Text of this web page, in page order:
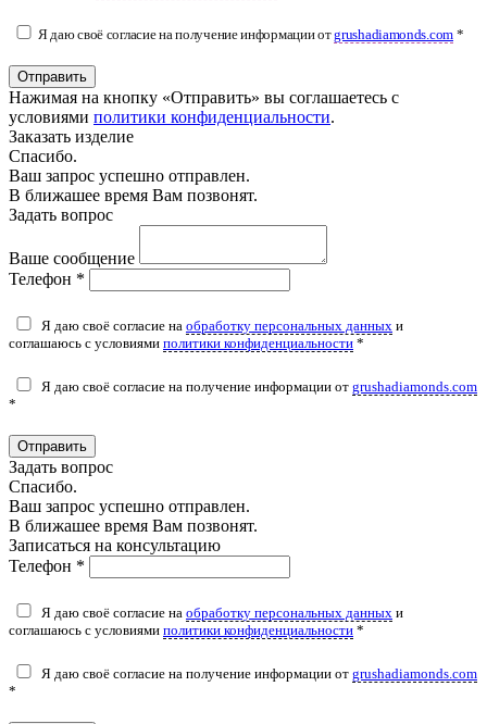
Я даю своё согласие на получение информации отgrushadiamonds.com *
Отправить
Нажимая на кнопку «Отправить» вы соглашаетесь с
условиями политики конфиденциальности.
Заказать изделие
Спасибо.
Ваш запрос успешно отправлен.
В ближашее время Вам позвонят.
Задать вопрос
Ваше сообщение
Телефон *
Я даю своё согласие на обработку персональных данных и
соглашаюсь с условиями политики конфиденциальности *
Я даю своё согласие на получение информации от grushadiamonds.com
*
Отправить
Задать вопрос
Спасибо.
Ваш запрос успешно отправлен.
В ближашее время Вам позвонят.
Записаться на консультацию
Телефон *
Я даю своё согласие на обработку персональных данных и
соглашаюсь с условиями политики конфиденциальности *
Я даю своё согласие на получение информации от grushadiamonds.com
*